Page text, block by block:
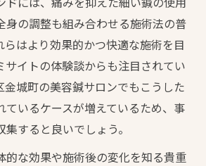
身の調整も組み合わせる施術法の普
らはより効果的かつ快適な施術を目
サイトの体験談からも注目されてい
金城町の美容鍼サロンでもこうした
ているケースが増えているため、事
すると良いでしょう。
的な効果や施術後の変化を知る貴重